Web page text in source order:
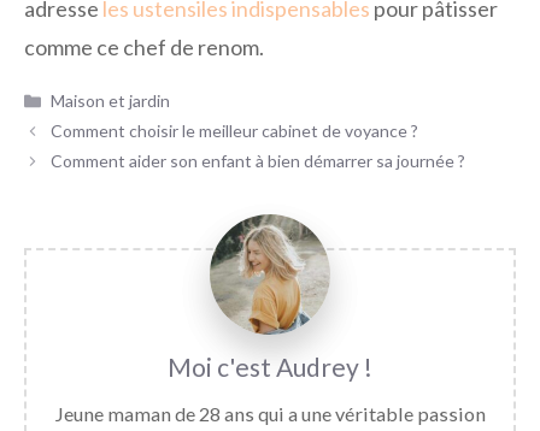
adresse les ustensiles indispensables pour pâtisser
comme ce chef de renom.
Catégories
Maison et jardin
Comment choisir le meilleur cabinet de voyance ?
Comment aider son enfant à bien démarrer sa journée ?
Audrey
Jeune maman de 28 ans qui a une véritable passion